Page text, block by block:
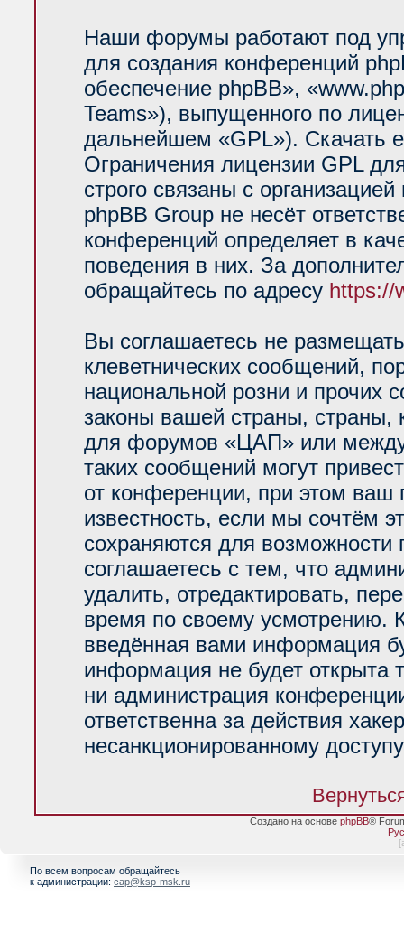
Наши форумы работают под
для создания конференций
обеспечение phpBB»,
Teams»), выпущенного по
дальнейшем «GPL»). Скачать
Ограничения лицензии GPL
строго связаны с
phpBB Group не несёт
конференций определяет в
поведения в них. За
обращайтесь по адресу https://
Вы соглашаетесь не
клеветнических сообщений,
национальной розни и прочих
законы вашей страны, страны,
для форумов «ЦАП» или
таких сообщений могут
от конференции, при этом ваш
известность, если мы сочтём
сохраняются для возможности
соглашаетесь с тем, что
удалить, отредактировать,
время по своему усмотрению.
введённая вами информация
информация не будет открыта
ни администрация
ответственна за действия
несанкционированному
Создано на основе phpBB®
[
По всем вопросам обращайтесь
к администрации: cap@ksp-msk.ru